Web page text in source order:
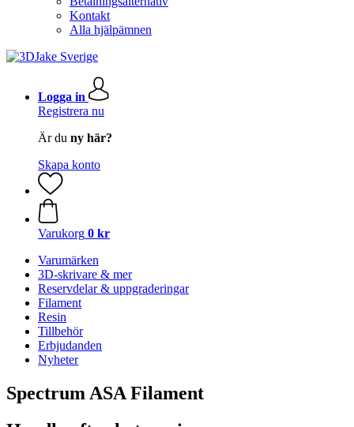
Kontakt
Alla hjälpämnen
Logga in
Registrera nu
Är du ny här?
Skapa konto
Varukorg 0 kr
Varumärken
3D-skrivare & mer
Reservdelar & uppgraderingar
Filament
Resin
Tillbehör
Erbjudanden
Nyheter
Spectrum ASA Filament